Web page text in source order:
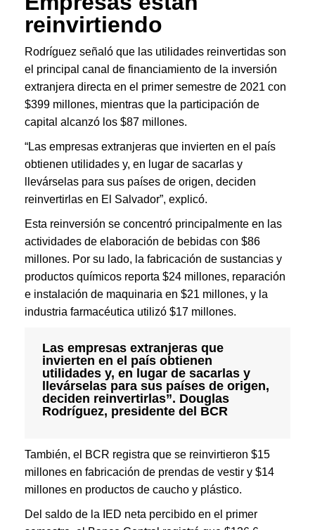
reinvirtiendo
Rodríguez señaló que las utilidades reinvertidas son
el principal canal de financiamiento de la inversión
extranjera directa en el primer semestre de 2021 con
$399 millones, mientras que la participación de
capital alcanzó los $87 millones.
“Las empresas extranjeras que invierten en el país
obtienen utilidades y, en lugar de sacarlas y
llevárselas para sus países de origen, deciden
reinvertirlas en El Salvador”, explicó.
Esta reinversión se concentró principalmente en las
actividades de elaboración de bebidas con $86
millones. Por su lado, la fabricación de sustancias y
productos químicos reporta $24 millones, reparación
e instalación de maquinaria en $21 millones, y la
industria farmacéutica utilizó $17 millones.
Las empresas extranjeras que
invierten en el país obtienen
utilidades y, en lugar de sacarlas y
llevárselas para sus países de origen,
deciden reinvertirlas”. Douglas
Rodríguez, presidente del BCR
También, el BCR registra que se reinvirtieron $15
millones en fabricación de prendas de vestir y $14
millones en productos de caucho y plástico.
Del saldo de la IED neta percibido en el primer